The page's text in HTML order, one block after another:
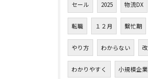
セール 2025 物流DX
転職 １２月 繫忙期
やり方 わからない
わかりやすく 小規模企